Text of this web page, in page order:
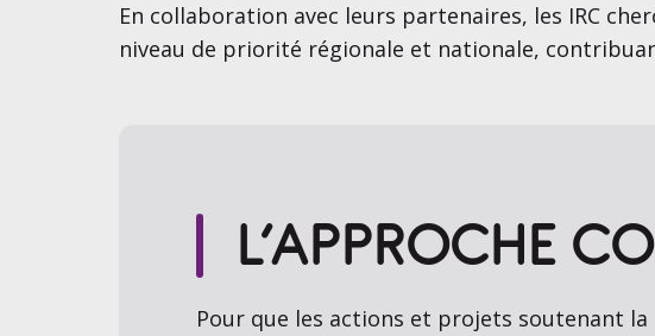
En collaboration avec leurs partenaires, les IRC
niveau de priorité régionale et nationale,
L’APPROCHE
Pour que les actions et projets soutenant